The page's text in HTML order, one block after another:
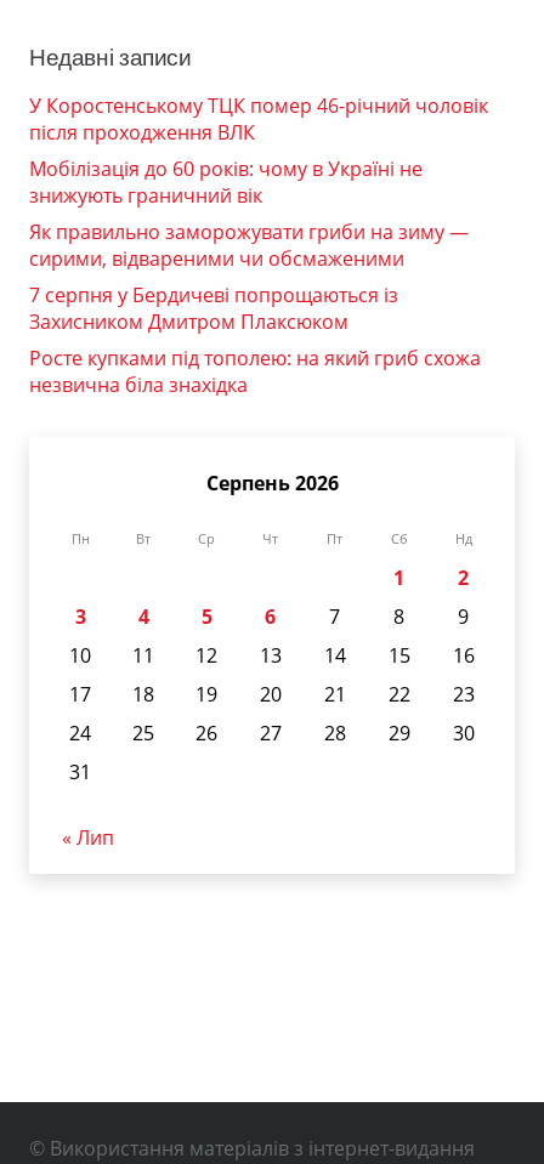
Недавні записи
У Коростенському ТЦК помер 46-річний чоловік
після проходження ВЛК
Мобілізація до 60 років: чому в Україні не
знижують граничний вік
Як правильно заморожувати гриби на зиму —
сирими, відвареними чи обсмаженими
7 серпня у Бердичеві попрощаються із
Захисником Дмитром Плаксюком
Росте купками під тополею: на який гриб схожа
незвична біла знахідка
Серпень 2026
Пн Вт Ср Чт Пт Сб Нд
1
2
3
4 5 6 7 8
9
10
11 12 13 14 15
16
17
18 19 20 21 22
23
24
25 26 27 28 29
30
31
« Лип
© Використання матеріалів з інтернет-видання